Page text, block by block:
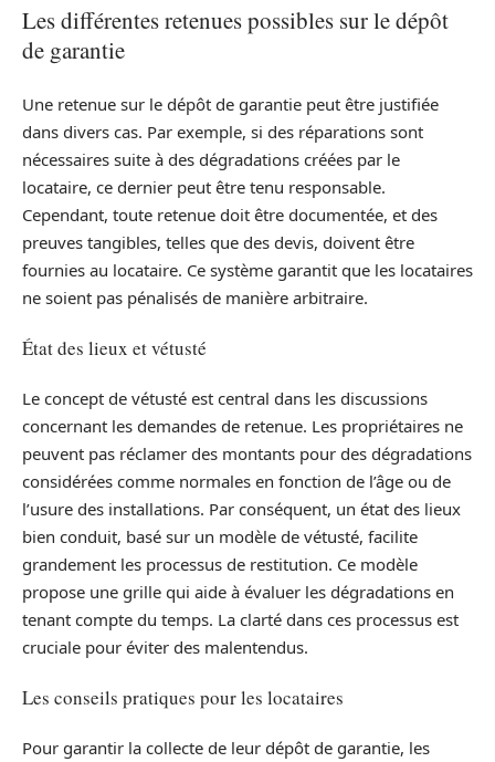
Les différentes retenues possibles sur le dépôt
de garantie
Une retenue sur le dépôt de garantie peut être justifiée
dans divers cas. Par exemple, si des réparations sont
nécessaires suite à des dégradations créées par le
locataire, ce dernier peut être tenu responsable.
Cependant, toute retenue doit être documentée, et des
preuves tangibles, telles que des devis, doivent être
fournies au locataire. Ce système garantit que les locataires
ne soient pas pénalisés de manière arbitraire.
État des lieux et vétusté
Le concept de vétusté est central dans les discussions
concernant les demandes de retenue. Les propriétaires ne
peuvent pas réclamer des montants pour des dégradations
considérées comme normales en fonction de l’âge ou de
l’usure des installations. Par conséquent, un état des lieux
bien conduit, basé sur un modèle de vétusté, facilite
grandement les processus de restitution. Ce modèle
propose une grille qui aide à évaluer les dégradations en
tenant compte du temps. La clarté dans ces processus est
cruciale pour éviter des malentendus.
Les conseils pratiques pour les locataires
Pour garantir la collecte de leur dépôt de garantie, les